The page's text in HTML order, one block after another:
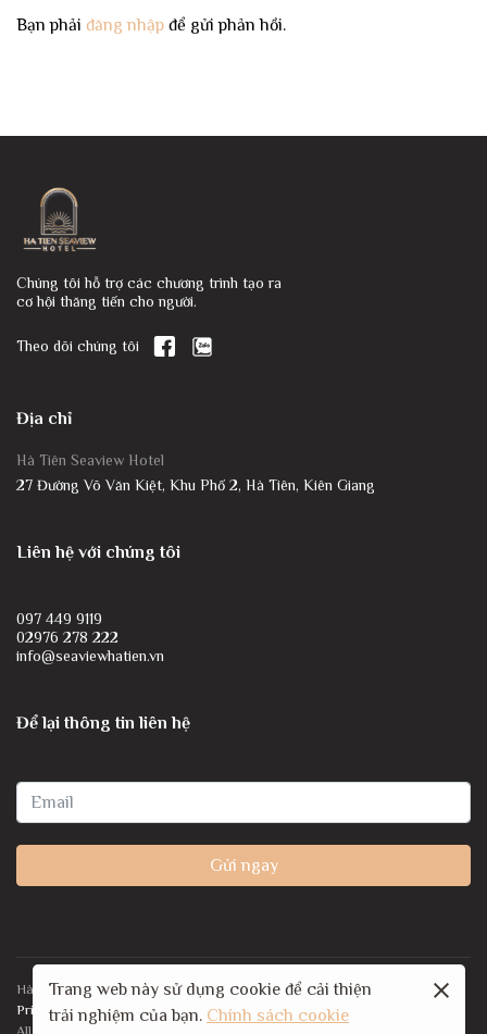
Bạn phải đăng nhập để gửi phản hồi.
Chúng tôi hỗ trợ các chương trình tạo ra
cơ hội thăng tiến cho người.
Theo dõi chúng tôi
Địa chỉ
Hà Tiên Seaview Hotel
27 Đường Võ Văn Kiệt, Khu Phố 2, Hà Tiên, Kiên Giang
Liên hệ với chúng tôi
097 449 9119
02976 278 222
info@seaviewhatien.vn
Để lại thông tin liên hệ
Gửi ngay
Hà Tiên Seaview Hotel © 2024 Developed by 123Website
Privacy policy
Site map
All Rights Reserved.
Trang web này sử dụng cookie để cải thiện
trải nghiệm của bạn. Chính sách cookie